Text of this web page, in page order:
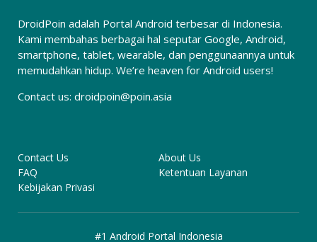
DroidPoin adalah Portal Android terbesar di Indonesia.
Kami membahas berbagai hal seputar Google, Android,
smartphone, tablet, wearable, dan penggunaannya untuk
memudahkan hidup. We’re heaven for Android users!
Contact us: droidpoin@poin.asia
Contact Us
About Us
FAQ
Ketentuan Layanan
Kebijakan Privasi
#1 Android Portal Indonesia